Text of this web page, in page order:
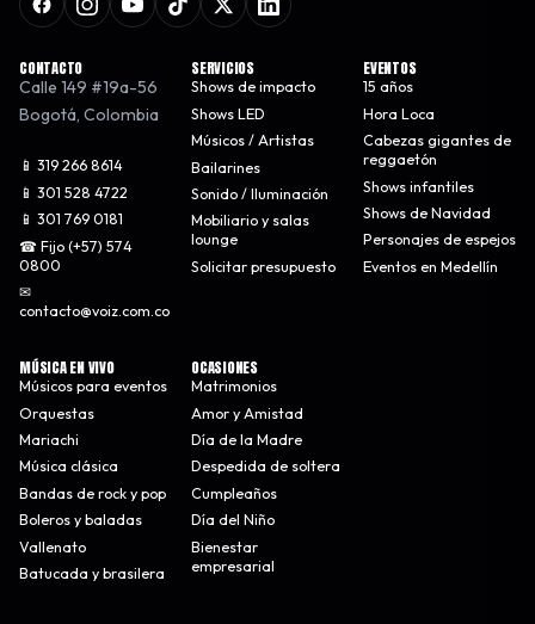
CONTACTO
Calle 149 #19a-56
Bogotá, Colombia
📱 319 266 8614
📱 301 528 4722
📱 301 769 0181
☎ Fijo (+57) 574
0800
✉
contacto@voiz.com.co
SERVICIOS
Shows de impacto
Shows LED
Músicos / Artistas
Bailarines
Sonido / Iluminación
Mobiliario y salas
lounge
Solicitar presupuesto
EVENTOS
15 años
Hora Loca
Cabezas gigantes de
reggaetón
Shows infantiles
Shows de Navidad
Personajes de espejos
Eventos en Medellín
MÚSICA EN VIVO
Músicos para eventos
Orquestas
Mariachi
Música clásica
Bandas de rock y pop
Boleros y baladas
Vallenato
Batucada y brasilera
OCASIONES
Matrimonios
Amor y Amistad
Día de la Madre
Despedida de soltera
Cumpleaños
Día del Niño
Bienestar
empresarial